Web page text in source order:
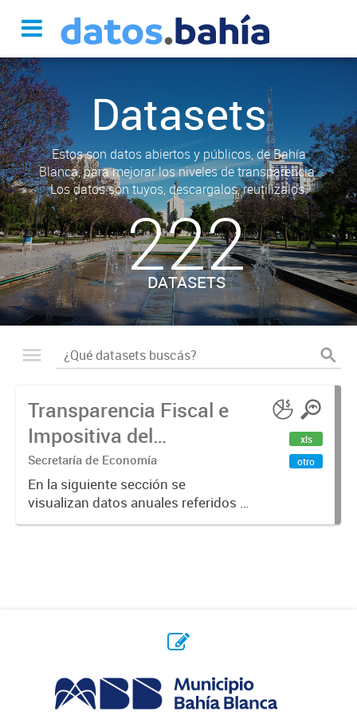
Datasets
Estos son datos abiertos y públicos, de Bahía
Blanca, para mejorar los niveles de transparencia.
Los datos son tuyos, descargalos, reutilizalos.
222
DATASETS
Transparencia Fiscal e
Impositiva del
Municipio. Año 2023
Secretaría de Economía
En la siguiente sección se
visualizan datos anuales referidos a
la transparencia fiscal e impositiva
xls
otro